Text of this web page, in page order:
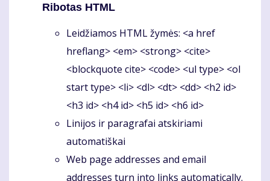
Ribotas HTML
Leidžiamos HTML žymės: <a href
hreflang> <em> <strong> <cite>
<blockquote cite> <code> <ul type> <ol
start type> <li> <dl> <dt> <dd> <h2 id>
<h3 id> <h4 id> <h5 id> <h6 id>
Linijos ir paragrafai atskiriami
automatiškai
Web page addresses and email
addresses turn into links automatically.